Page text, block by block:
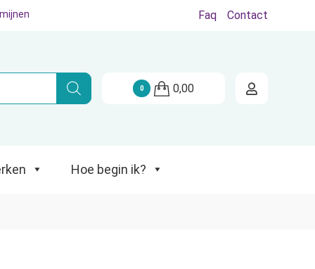
Hoe begin ik?
Faq Contact
0 0,00
Hoe begin ik?